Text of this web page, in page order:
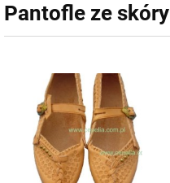
Pantofle ze skóry